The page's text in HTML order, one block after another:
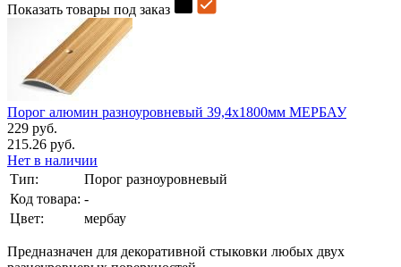
Показать товары под заказ
Порог алюмин разноуровневый 39,4х1800мм МЕРБАУ
229 руб.
215.26 руб.
Нет в наличии
Тип:
Порог разноуровневый
Код товара: -
Цвет:
мербау
Предназначен для декоративной стыковки любых двух